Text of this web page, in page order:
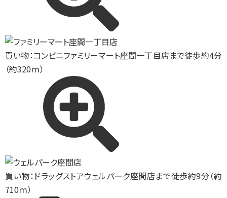
買い物：コンビニファミリーマート座間一丁目店まで徒歩約4分
（約320ｍ）
買い物：ドラッグストアウェルパーク座間店まで徒歩約9分（約
710ｍ）